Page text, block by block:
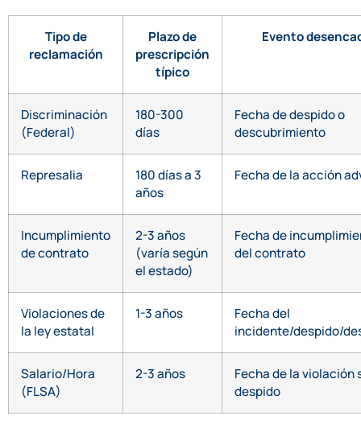
Tipo de
reclamación
Plazo de
prescripción
típico
Evento
Discriminación
(Federal)
180-300
días
Fecha de despido o
descubrimiento
Represalia
180 días a 3
años
Fecha de la acción
Incumplimiento
de contrato
2-3 años
(varía según
el estado)
Fecha de
del contrato
Violaciones de
la ley estatal
1-3 años
Fecha del
incidente/despido/
Salario/Hora
(FLSA)
2-3 años
Fecha de la violación
despido